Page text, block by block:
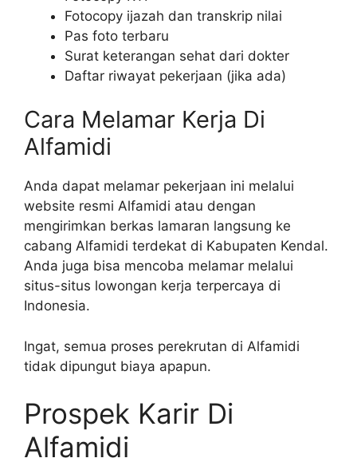
Fotocopy ijazah dan transkrip nilai
Pas foto terbaru
Surat keterangan sehat dari dokter
Daftar riwayat pekerjaan (jika ada)
Cara Melamar Kerja Di
Alfamidi
Anda dapat melamar pekerjaan ini melalui
website resmi Alfamidi atau dengan
mengirimkan berkas lamaran langsung ke
cabang Alfamidi terdekat di Kabupaten Kendal.
Anda juga bisa mencoba melamar melalui
situs-situs lowongan kerja terpercaya di
Indonesia.
Ingat, semua proses perekrutan di Alfamidi
tidak dipungut biaya apapun.
Prospek Karir Di
Alfamidi